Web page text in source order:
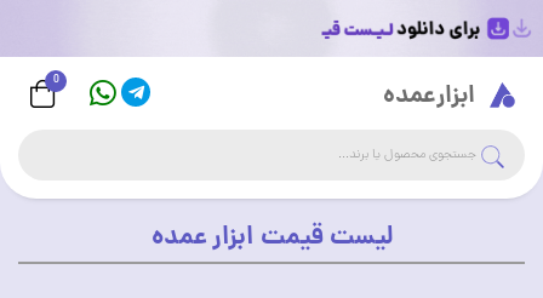
ابزارعمده 0
جستجوی فروشگاه
لیست قیمت ابزار عمده